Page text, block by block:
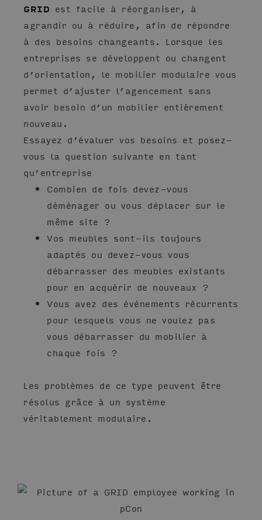
GRID est facile à réorganiser, à
agrandir ou à réduire, afin de répondre
à des besoins changeants. Lorsque les
entreprises se développent ou changent
d’orientation, le mobilier modulaire vous
permet d’ajuster l’agencement sans
avoir besoin d’un mobilier entièrement
nouveau.
Essayez d’évaluer vos besoins et posez-
vous la question suivante en tant
qu’entreprise
Combien de fois devez-vous
déménager ou vous déplacer sur le
même site ?
Vos meubles sont-ils toujours
adaptés ou devez-vous vous
débarrasser des meubles existants
pour en acquérir de nouveaux ?
Vous avez des événements récurrents
pour lesquels vous ne voulez pas
vous débarrasser du mobilier à
chaque fois ?
Les problèmes de ce type peuvent être
résolus grâce à un système
véritablement modulaire.